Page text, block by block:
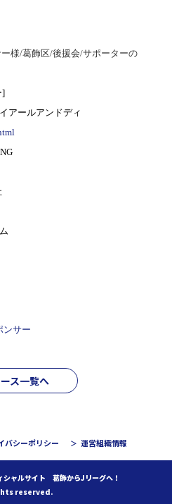
様/葛飾区/後援会/サポーターの
]
アールアンドディ
ンサー
ス一覧へ
バシーポリシー 運営組織情報
ャルサイト 葛飾からJリーグへ！
reserved.